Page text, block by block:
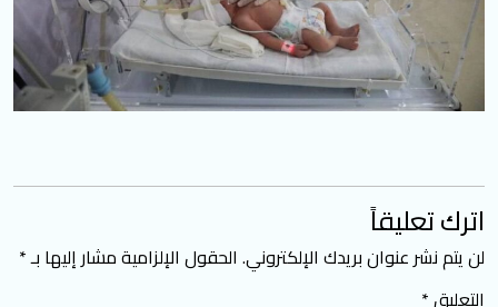
اترك تعليقاً
لن يتم نشر عنوان بريدك الإلكتروني. الحقول الإلزامية مشار إليها بـ*
التعليق*